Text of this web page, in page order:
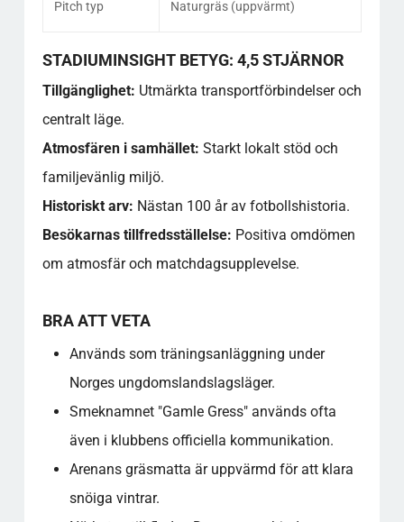
Pitch typ Naturgräs (uppvärmt)
STADIUMINSIGHT BETYG: 4,5 STJÄRNOR
Tillgänglighet: Utmärkta transportförbindelser och
centralt läge.
Atmosfären i samhället: Starkt lokalt stöd och
familjevänlig miljö.
Historiskt arv: Nästan 100 år av fotbollshistoria.
Besökarnas tillfredsställelse: Positiva omdömen
om atmosfär och matchdagsupplevelse.
BRA ATT VETA
Används som träningsanläggning under
Norges ungdomslandslagsläger.
Smeknamnet "Gamle Gress" används ofta
även i klubbens officiella kommunikation.
Arenans gräsmatta är uppvärmd för att klara
snöiga vintrar.